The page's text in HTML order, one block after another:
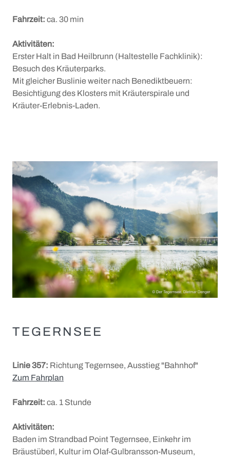
Stadtführungen
Der Bulle von Tölz
Märkte
Christkindlmarkt
Ostermarkt
WISSEN UND TRADITION
Pionier-Fluss-Film-Festival
Flößerweg
Geokulturpfad
Leonhardi
Tradition und Brauchtum
VERANSTALTUNGEN, KULTUR UND
Veranstaltungskalender
Marionettentheater & Planetarium
Von Mann bis Seidl
Thomas-Mann-Weg
Gabriel von Seidl
Knabenchor
Stadtkapelle
Fahrzeit: ca. 30 min
Aktivitäten:
Erster Halt in Bad Heilbrunn (Haltestelle Fachklinik):
Besuch des Kräuterparks.
Mit gleicher Buslinie weiter nach Benediktbeuern:
Besichtigung des Klosters mit Kräuterspirale und
Kräuter-Erlebnis-Laden.
TEGERNSEE
Linie 357: Richtung Tegernsee, Ausstieg "Bahnhof"
Zum Fahrplan
Fahrzeit: ca. 1 Stunde
Aktivitäten:
Baden im Strandbad Point Tegernsee, Einkehr im
Bräustüberl, Kultur im Olaf-Gulbransson-Museum,